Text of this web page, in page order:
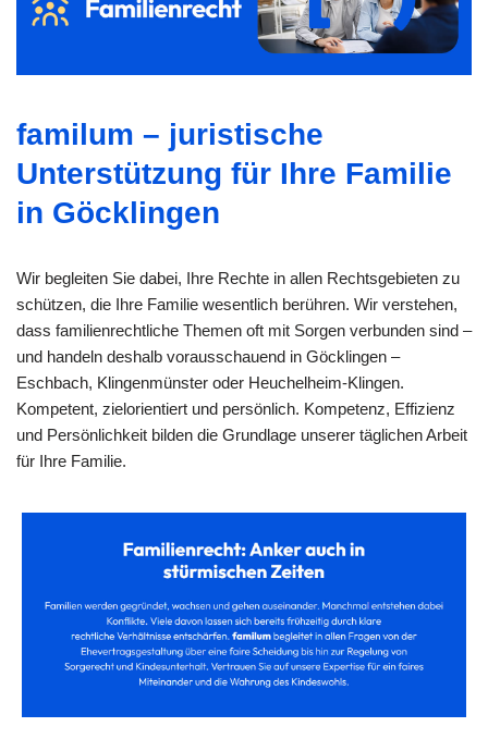
familum – juristische
Unterstützung für Ihre Familie
in Göcklingen
Wir begleiten Sie dabei, Ihre Rechte in allen Rechtsgebieten zu
schützen, die Ihre Familie wesentlich berühren. Wir verstehen,
dass familienrechtliche Themen oft mit Sorgen verbunden sind –
und handeln deshalb vorausschauend in Göcklingen –
Eschbach, Klingenmünster oder Heuchelheim-Klingen.
Kompetent, zielorientiert und persönlich. Kompetenz, Effizienz
und Persönlichkeit bilden die Grundlage unserer täglichen Arbeit
für Ihre Familie.